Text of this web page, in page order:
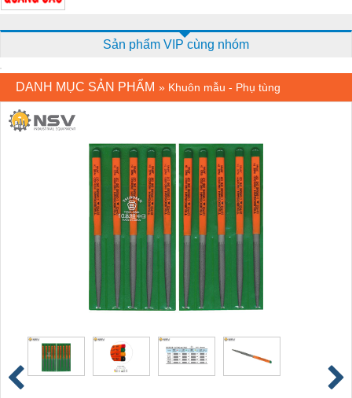
Sản phẩm VIP cùng nhóm
DANH MỤC SẢN PHẨM » Khuôn mẫu - Phụ tùng